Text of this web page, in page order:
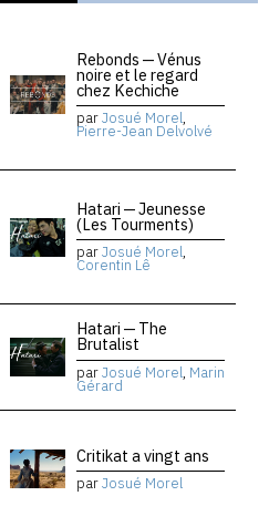
Rebonds — Vénus
noire et le regard
chez Kechiche
parJosué Morel,
Pierre-Jean Delvolvé
Hatari — Jeunesse
(Les Tourments)
parJosué Morel,
Corentin Lê
Hatari — The
Brutalist
parJosué Morel, Marin
Gérard
Critikat a vingt ans
parJosué Morel